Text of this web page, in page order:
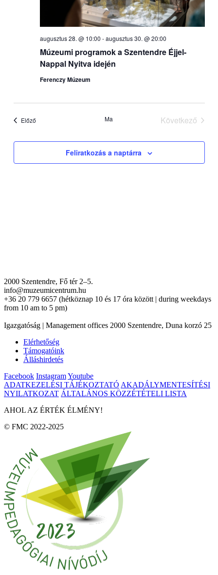
Múzeumi programok a Szentendre Éjjel-
Nappal Nyitva idején
augusztus 28. @ 10:00 -augusztus 30. @ 20:00
Ferenczy Múzeum
ElőzőEsemények Ma
Következő
Feliratkozás a naptárra
2000 Szentendre, Fő tér 2–5.
info@muzeumicentrum.hu
+36 20 779 6657 (hétköznap 10 és 17 óra között | during weekdays
from 10 am to 5 pm)
Igazgatóság | Management offices 2000 Szentendre, Duna korzó 25
Elérhetőség
Támogatóink
Álláshirdetés
Facebook InstagramYoutube
ADATKEZELÉSI TÁJÉKOZTATÓ AKADÁLYMENTESÍTÉSI
NYILATKOZAT ÁLTALÁNOS KÖZZÉTÉTELI LISTA
AHOL AZ ÉRTÉK ÉLMÉNY!
© FMC 2022-2025